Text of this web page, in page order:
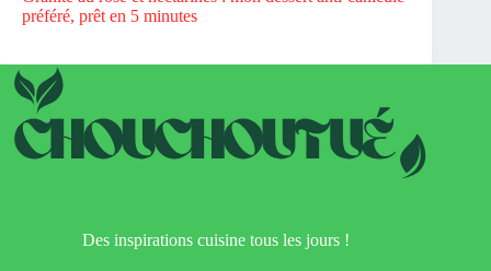
préféré, prêt en 5 minutes
Des inspirations cuisine tous les jours !